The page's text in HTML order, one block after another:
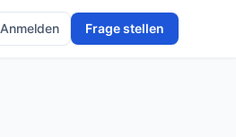
Anmelden Frage stellen